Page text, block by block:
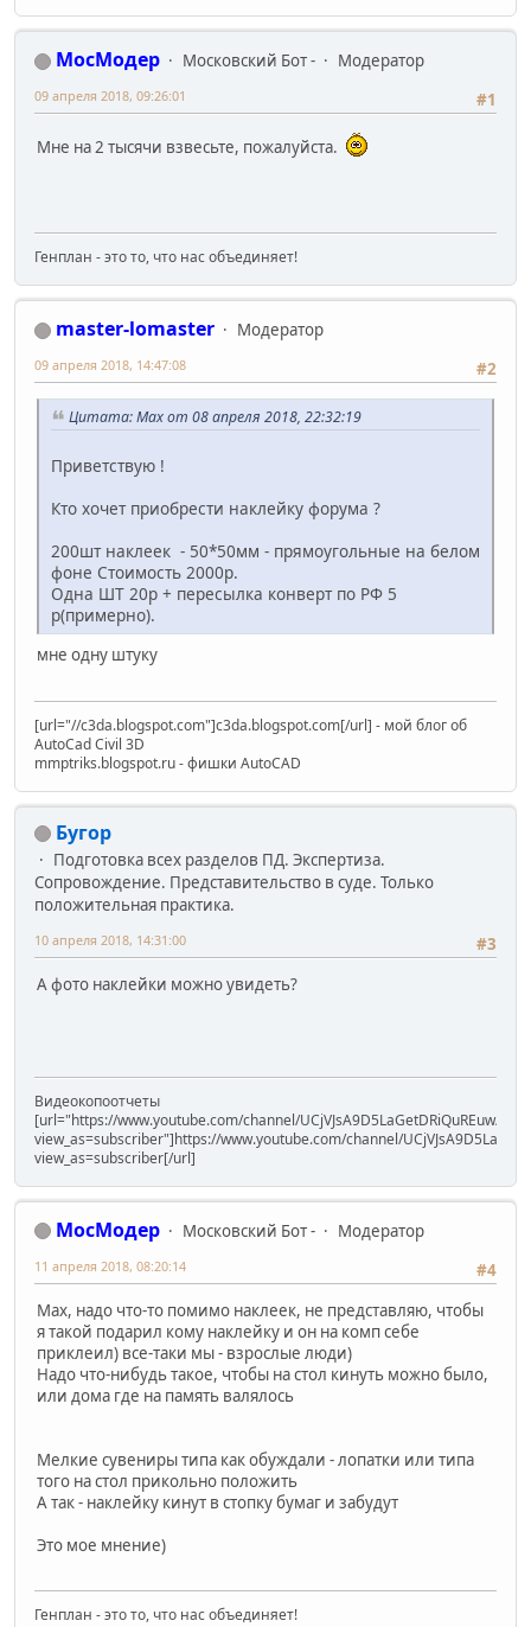
МосМодер Московский Бот -
Модератор
#1
09 апреля 2018, 09:26:01
Мне на 2 тысячи взвесьте, пожалуйста.
Генплан - это то, что нас объединяет!
master-lomaster
Модератор
#2
09 апреля 2018, 14:47:08
Цитата: Max от 08 апреля 2018, 22:32:19
Приветствую !
Кто хочет приобрести наклейку форума ?
200шт наклеек - 50*50мм - прямоугольные на белом
фоне Стоимость 2000р.
Одна ШТ 20р + пересылка конверт по РФ 5
р(примерно).
мне одну штуку
[url="//c3da.blogspot.com"]c3da.blogspot.com[/url] - мой блог об
AutoCad Civil 3D
mmptriks.blogspot.ru - фишки AutoCAD
Бугор
Подготовка всех разделов ПД. Экспертиза.
Сопровождение. Представительство в суде. Только
положительная практика.
#3
10 апреля 2018, 14:31:00
А фото наклейки можно увидеть?
Видеокопоотчеты
[url="https://www.youtube.com/channel/UCjVJsA9D5LaGetDRiQuREuw/
view_as=subscriber"]https://www.youtube.com/channel/
view_as=subscriber[/url]
МосМодер Московский Бот -
Модератор
#4
11 апреля 2018, 08:20:14
Мах, надо что-то помимо наклеек, не представляю, чтобы
я такой подарил кому наклейку и он на комп себе
приклеил) все-таки мы - взрослые люди)
Надо что-нибудь такое, чтобы на стол кинуть можно было,
или дома где на память валялось
Мелкие сувениры типа как обуждали - лопатки или типа
того на стол прикольно положить
А так - наклейку кинут в стопку бумаг и забудут
Это мое мнение)
Генплан - это то, что нас объединяет!